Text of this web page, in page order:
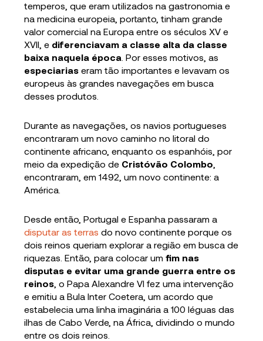
temperos, que eram utilizados na gastronomia e
na medicina europeia, portanto, tinham grande
valor comercial na Europa entre os séculos XV e
XVII, e diferenciavam a classe alta da classe
baixa naquela época . Por esses motivos, as
especiariaseram tão importantes e levavam os
europeus às grandes navegações em busca
desses produtos.
Durante as navegações, os navios portugueses
encontraram um novo caminho no litoral do
continente africano, enquanto os espanhóis, por
meio da expedição de Cristóvão Colombo
encontraram, em 1492, um novo continente: a
América.
Desde então, Portugal e Espanha passaram a
disputar as terras do novo continente porque os
dois reinos queriam explorar a região em busca de
riquezas. Então, para colocar umfim nas
disputas e evitar uma grande guerra entre os
reinos , o Papa Alexandre VI fez uma intervenção
e emitiu a Bula Inter Coetera, um acordo que
estabelecia uma linha imaginária a 100 léguas das
ilhas de Cabo Verde, na África, dividindo o mundo
entre os dois reinos.